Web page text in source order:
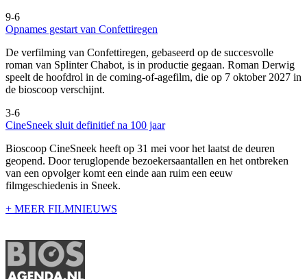
9-6
Opnames gestart van Confettiregen
De verfilming van Confettiregen, gebaseerd op de succesvolle
roman van Splinter Chabot, is in productie gegaan. Roman Derwig
speelt de hoofdrol in de coming-of-agefilm, die op 7 oktober 2027 in
de bioscoop verschijnt.
3-6
CineSneek sluit definitief na 100 jaar
Bioscoop CineSneek heeft op 31 mei voor het laatst de deuren
geopend. Door teruglopende bezoekersaantallen en het ontbreken
van een opvolger komt een einde aan ruim een eeuw
filmgeschiedenis in Sneek.
+ MEER FILMNIEUWS